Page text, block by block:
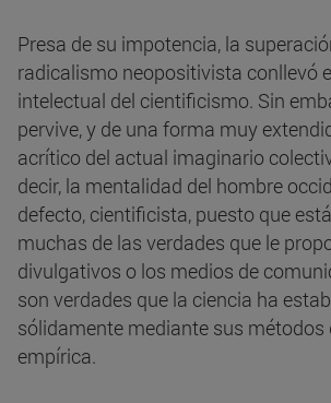
Presa de su impotencia, la
radicalismo neopositivista conllevó
intelectual del cientificismo. Sin
pervive, y de una forma muy
acrítico del actual imaginario
decir, la mentalidad del hombre
defecto, cientificista, puesto que
muchas de las verdades que le
divulgativos o los medios de
son verdades que la ciencia ha
sólidamente mediante sus métodos
empírica.